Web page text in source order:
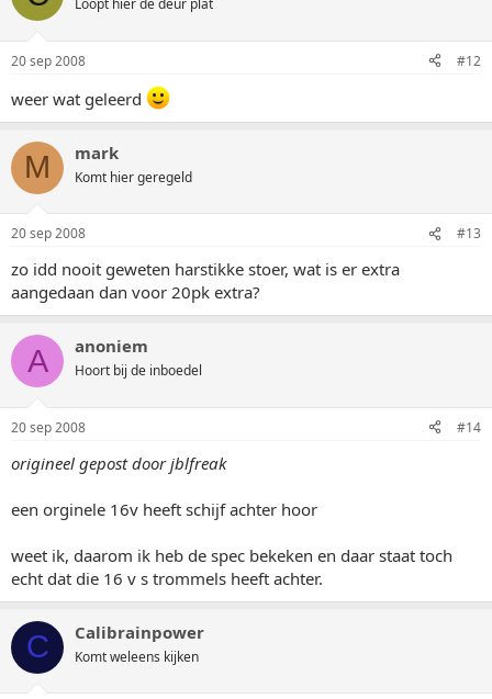
Loopt hier de deur plat
20 sep 2008 #12
weer wat geleerd
M mark
Komt hier geregeld
20 sep 2008 #13
zo idd nooit geweten harstikke stoer, wat is er extra
aangedaan dan voor 20pk extra?
A anoniem
Hoort bij de inboedel
20 sep 2008 #14
origineel gepost door jblfreak
een orginele 16v heeft schijf achter hoor
weet ik, daarom ik heb de spec bekeken en daar staat toch
echt dat die 16 v s trommels heeft achter.
C Calibrainpower
Komt weleens kijken